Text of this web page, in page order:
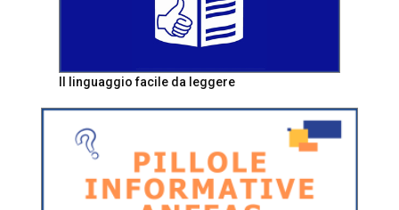
Il linguaggio facile da leggere